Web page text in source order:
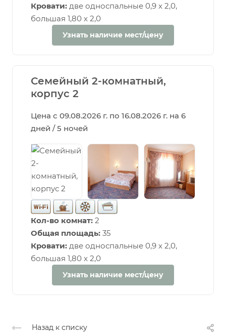
Кровати: две односпальные 0,9 х 2,0,
большая 1,80 х 2,0
Узнать наличие мест/цену
Семейный 2-комнатный,
корпус 2
Цена с 09.08.2026 г. по 16.08.2026 г. на 6
дней / 5 ночей
Кол-во комнат: 2
Общая площадь: 35
Кровати: две односпальные 0,9 х 2,0,
большая 1,80 х 2,0
Узнать наличие мест/цену
Назад к списку